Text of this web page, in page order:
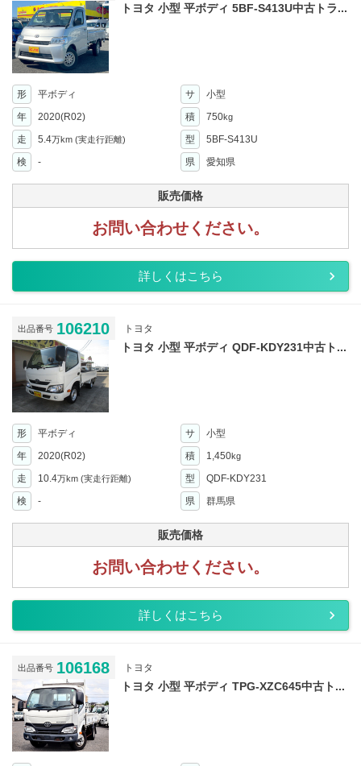
トヨタ 小型 平ボディ 5BF-S413U中古トラ...
形 平ボディ サ
小型
年
2020(R02) 積 750kg
走 5.4万km (実走行距離) 型
5BF-S413U
検
- 県 愛知県
販売価格
お問い合わせください。
詳しくはこちら
出品番号 106210 トヨタ
トヨタ 小型 平ボディ QDF-KDY231中古ト...
形 平ボディ サ
小型
年
2020(R02) 積 1,450kg
走 10.4万km (実走行距離) 型
QDF-KDY231
検
- 県 群馬県
販売価格
お問い合わせください。
詳しくはこちら
出品番号 106168 トヨタ
トヨタ 小型 平ボディ TPG-XZC645中古ト...